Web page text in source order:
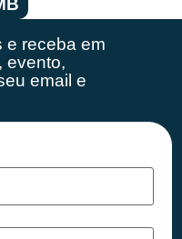
e receba em
evento,
email e